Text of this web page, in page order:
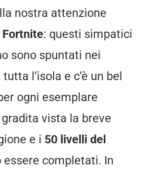
nostra attenzione
Fortnite: questi simpatici
sono spuntati nei
l’isola e c’è un bel
ogni esemplare
vista la breve
e i 50 livelli del
essere completati. In